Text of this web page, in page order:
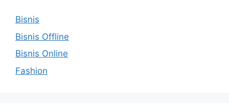
Bisnis
Bisnis Offline
Bisnis Online
Fashion